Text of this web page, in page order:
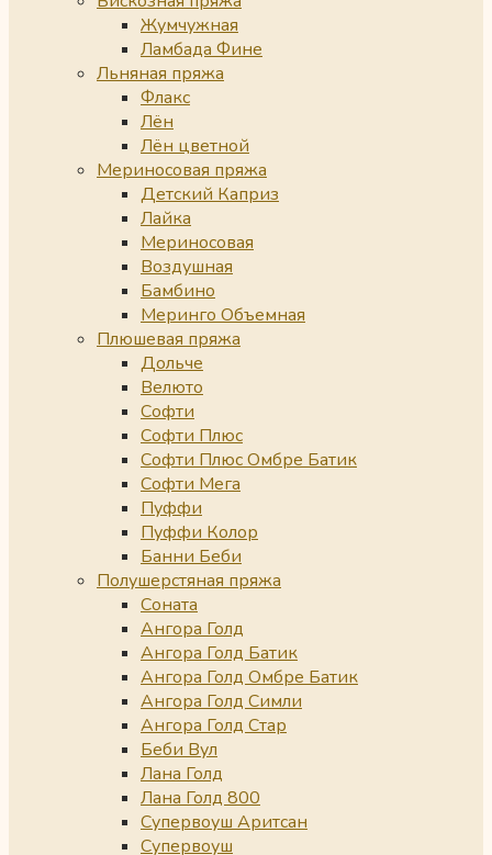
Жумчужная
Ламбада Фине
Льняная пряжа
Флакс
Лён
Лён цветной
Мериносовая пряжа
Детский Каприз
Лайка
Мериносовая
Воздушная
Бамбино
Меринго Объемная
Плюшевая пряжа
Дольче
Велюто
Софти
Софти Плюс
Софти Плюс Омбре Батик
Софти Мега
Пуффи
Пуффи Колор
Банни Беби
Полушерстяная пряжа
Соната
Ангора Голд
Ангора Голд Батик
Ангора Голд Омбре Батик
Ангора Голд Симли
Ангора Голд Стар
Беби Вул
Лана Голд
Лана Голд 800
Супервоуш Аритсан
Супервоуш